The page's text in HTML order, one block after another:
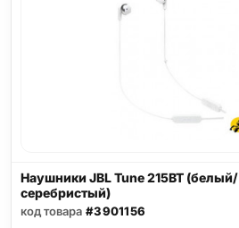
Наушники JBL Tune 215BT (белый/
серебристый)
код товара #3901156